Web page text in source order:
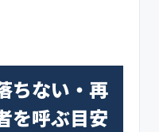
ちない・再
を呼ぶ目安